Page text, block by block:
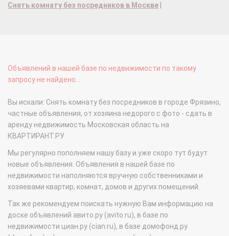
Снять комнату без посредников в Москве
Объявлений в нашей базе по недвижимости по такому
запросу не найдено...
Вы искали: Снять комнату без посредников в городе Фрязино,
частные объявления, от хозяина недорого с фото - сдать в
аренду недвижимость Московская область на
КВАРТИРАНТ.РУ
Мы регулярно пополняем нашу базу и уже скоро тут будут
новые объявления. Объявления в нашей базе по
недвижимости наполняются вручную собственниками и
хозяевами квартир, комнат, домов и других помещений.
Так же рекомендуем поискать нужную Вам информацию на
доске объявлений авито.ру (avito.ru), в базе по
недвижимости циан.ру (cian.ru), в базе домофонд.ру